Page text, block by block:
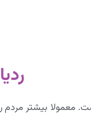
معمولا بیشتر